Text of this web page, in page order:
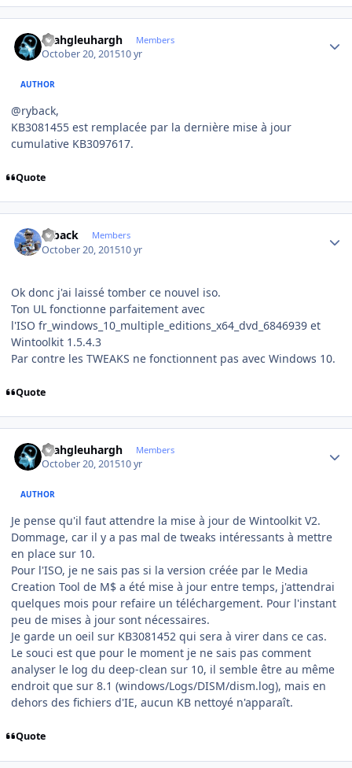
rhahgleuhargh Members
October 20, 201510 yr
AUTHOR
@ryback,
KB3081455 est remplacée par la dernière mise à jour
cumulative KB3097617.
Quote
ryback Members
October 20, 201510 yr
Ok donc j'ai laissé tomber ce nouvel iso.
Ton UL fonctionne parfaitement avec
l'ISO fr_windows_10_multiple_editions_x64_dvd_6846939 et
Wintoolkit 1.5.4.3
Par contre les TWEAKS ne fonctionnent pas avec Windows 10.
Quote
rhahgleuhargh Members
October 20, 201510 yr
AUTHOR
Je pense qu'il faut attendre la mise à jour de Wintoolkit V2.
Dommage, car il y a pas mal de tweaks intéressants à mettre
en place sur 10.
Pour l'ISO, je ne sais pas si la version créée par le Media
Creation Tool de M$ a été mise à jour entre temps, j'attendrai
quelques mois pour refaire un téléchargement. Pour l'instant
peu de mises à jour sont nécessaires.
Je garde un oeil sur KB3081452 qui sera à virer dans ce cas.
Le souci est que pour le moment je ne sais pas comment
analyser le log du deep-clean sur 10, il semble être au même
endroit que sur 8.1 (windows/Logs/DISM/dism.log), mais en
dehors des fichiers d'IE, aucun KB nettoyé n'apparaît.
Quote